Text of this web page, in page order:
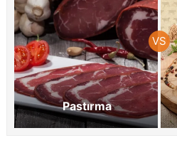
Pastırma